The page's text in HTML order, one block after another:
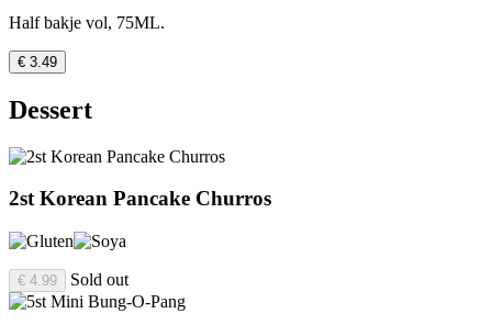
Half bakje vol, 75ML.
€ 3.49
Dessert
2st Korean Pancake Churros
€ 4.99 Sold out